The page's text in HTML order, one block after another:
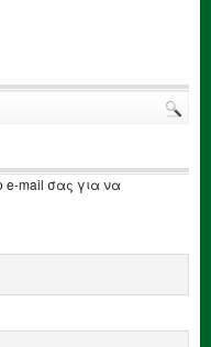
e-mail σας για να